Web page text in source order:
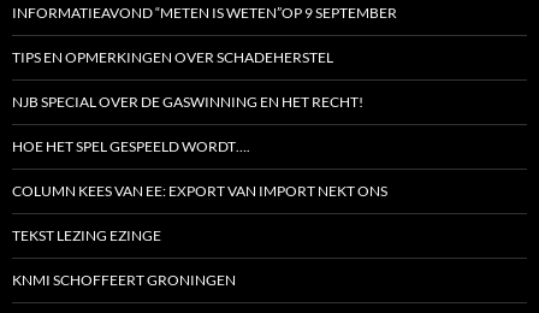
INFORMATIEAVOND “METEN IS WETEN”OP 9 SEPTEMBER
TIPS EN OPMERKINGEN OVER SCHADEHERSTEL
NJB SPECIAL OVER DE GASWINNING EN HET RECHT!
HOE HET SPEL GESPEELD WORDT….
COLUMN KEES VAN EE: EXPORT VAN IMPORT NEKT ONS
TEKST LEZING EZINGE
KNMI SCHOFFEERT GRONINGEN